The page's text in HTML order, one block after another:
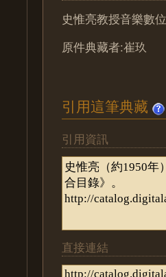
史惟亮教授音樂數
原件典藏者:崔玖
引用這筆典藏
引用資訊
直接連結